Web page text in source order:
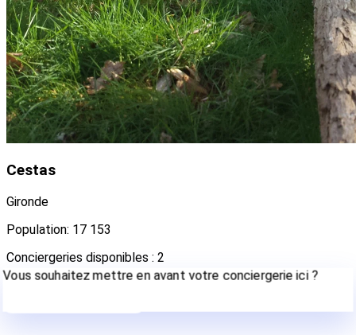
Cestas
Gironde
Population: 17 153
Conciergeries disponibles : 2
Vous souhaitez mettre en avant votre conciergerie ici ?
Contactez-nous